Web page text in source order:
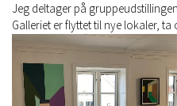
Jeg deltager på
Galleriet er flyttet til nye lokaler, ta